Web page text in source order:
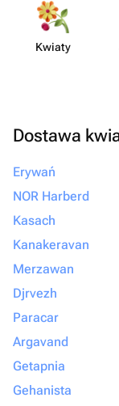
Kwiaty
Dostawa
Erywań
NOR Harberd
Kasach
Kanakeravan
Merzawan
Djrvezh
Paracar
Argavand
Getapnia
Gehanista